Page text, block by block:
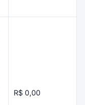
R$ 0,00